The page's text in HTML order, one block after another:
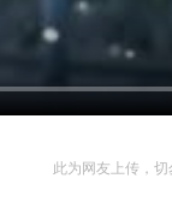
此为网友上传，